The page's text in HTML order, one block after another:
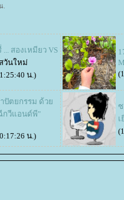
.
... สองเหมียว VS
วันใหม่
น.)
ปัตยกรรม ด้ว
กวีแอนด์พี"
น.)